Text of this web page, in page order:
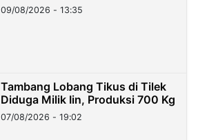
09/08/2026 - 13:35
Tambang Lobang Tikus di Tilek
Diduga Milik Iin, Produksi 700 Kg
07/08/2026 - 19:02